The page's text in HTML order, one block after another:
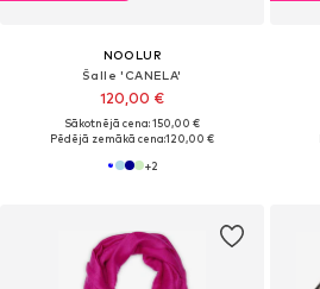
NOOLUR
Šalle 'CANELA'
120,00 €
Sākotnējā cena: 150,00 €
Pēdējā zemākā cena:120,00 €
+2